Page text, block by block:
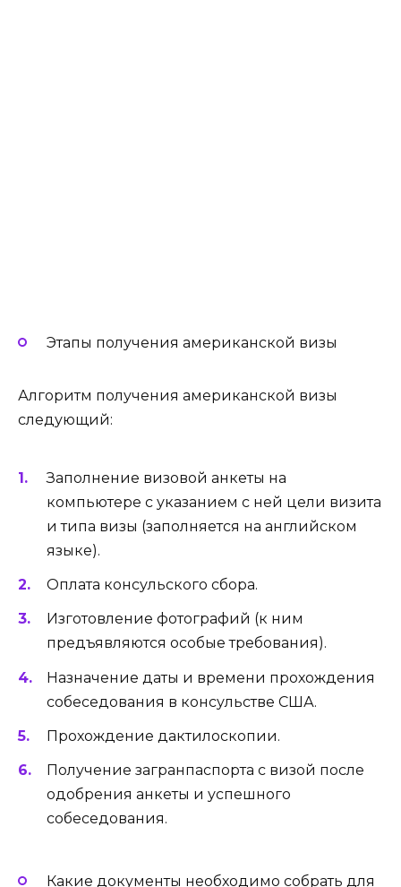
Этапы получения американской визы
Алгоритм получения американской визы
следующий:
Заполнение визовой анкеты на
компьютере с указанием с ней цели визита
и типа визы (заполняется на английском
языке).
Оплата консульского сбора.
Изготовление фотографий (к ним
предъявляются особые требования).
Назначение даты и времени прохождения
собеседования в консульстве США.
Прохождение дактилоскопии.
Получение загранпаспорта с визой после
одобрения анкеты и успешного
собеседования.
Какие документы необходимо собрать для